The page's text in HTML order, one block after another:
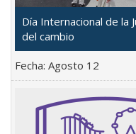
Día Internacional de la
del cambio
Fecha: Agosto 12